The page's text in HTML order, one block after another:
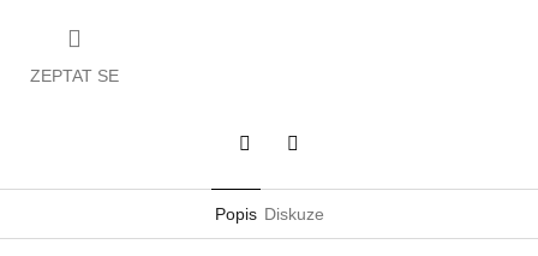
ZEPTAT SE
Popis Diskuze